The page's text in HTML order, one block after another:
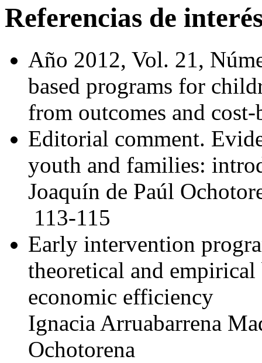
Referencias de
Año 2012, Vol. 21,
based programs for
from outcomes and
Editorial comment.
youth and families:
Joaquín de Paúl
113-115
Early intervention
theoretical and
economic efficiency
Ignacia Arruabarrena
Ochotorena